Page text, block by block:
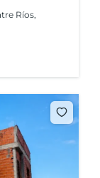
Ríos,